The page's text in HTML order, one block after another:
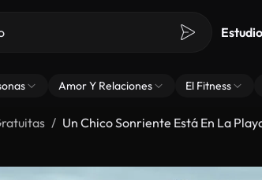
Amor Y Relaciones El Fitness
Un Chico Sonriente Está En La